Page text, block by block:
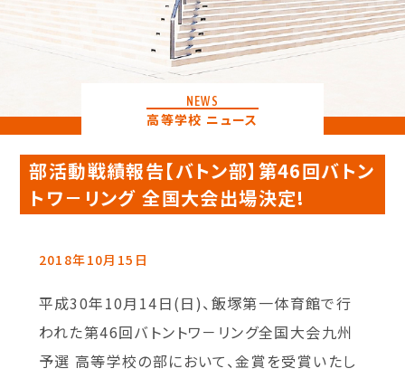
NEWS
高等学校 ニュース
部活動戦績報告【バトン部】第46回バトン
トワ－リング 全国大会出場決定!
2018年10月15日
平成30年10月14日(日)、飯塚第一体育館で行
われた第46回バトントワ－リング全国大会九州
予選 高等学校の部において、金賞を受賞いたし